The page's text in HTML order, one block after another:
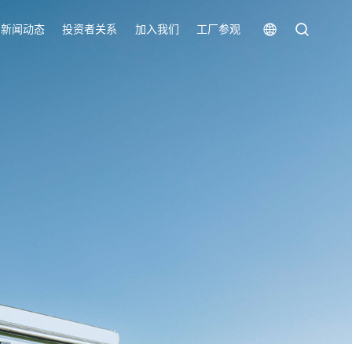
新闻动态 投资者关系 加入我们 工厂参观